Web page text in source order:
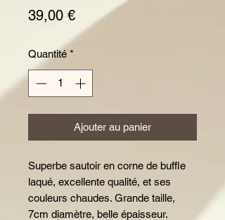
39,00 €Prix
Quantité *
Ajouter au panier
Superbe sautoir en corne de buffle
laqué, excellente qualité, et ses
couleurs chaudes. Grande taille,
7cm diamètre, belle épaisseur.